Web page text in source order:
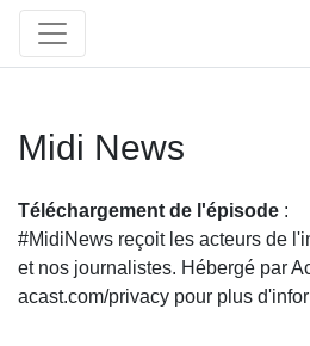
Midi News
Téléchargement de l'épisode :
#MidiNews reçoit les acteurs de
et nos journalistes. Hébergé par
acast.com/privacy pour plus